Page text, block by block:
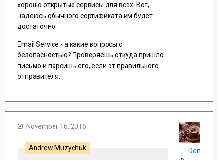
хорошо открытые сервисы для всех. Вот,
надеюсь обычного сертификата им будет
достаточно.
Email Service - а какие вопросы с
безопасностью? Проверяешь откуда пришло
письмо и парсишь его, если от правильного
отправителя.
November 16, 2016
Andrew Muzychuk
Den